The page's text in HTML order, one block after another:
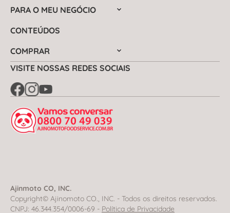
PARA O MEU NEGÓCIO
CONTEÚDOS
COMPRAR
VISITE NOSSAS REDES SOCIAIS
Ajinmoto CO, INC.
Copyright© Ajinomoto CO., INC. - Todos os direitos reservados.
CNPJ: 46.344.354/0006-69 - Política de Privacidade